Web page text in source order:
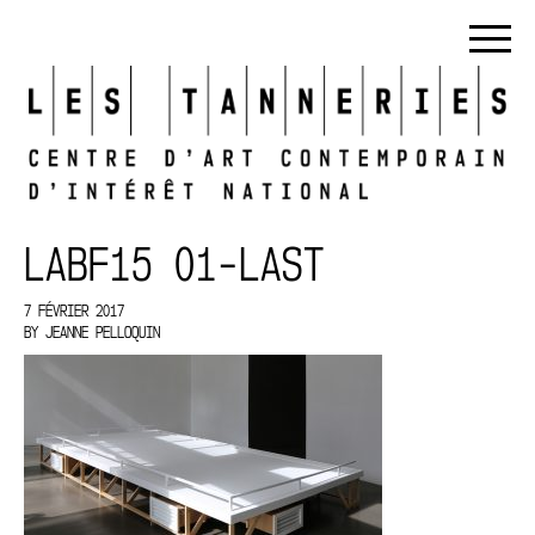
LABF15 01-LAST
7 FÉVRIER 2017
BY JEANNE PELLOQUIN